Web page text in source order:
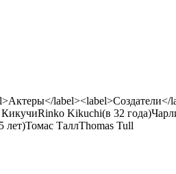
label><label>Создатели</
Rinko Kikuchi(в 32 года)
лет)Томас ТаллThomas Tull